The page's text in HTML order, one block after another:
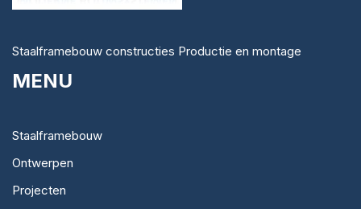
Staalframebouw constructies Productie en montage
MENU
Staalframebouw
Ontwerpen
Projecten